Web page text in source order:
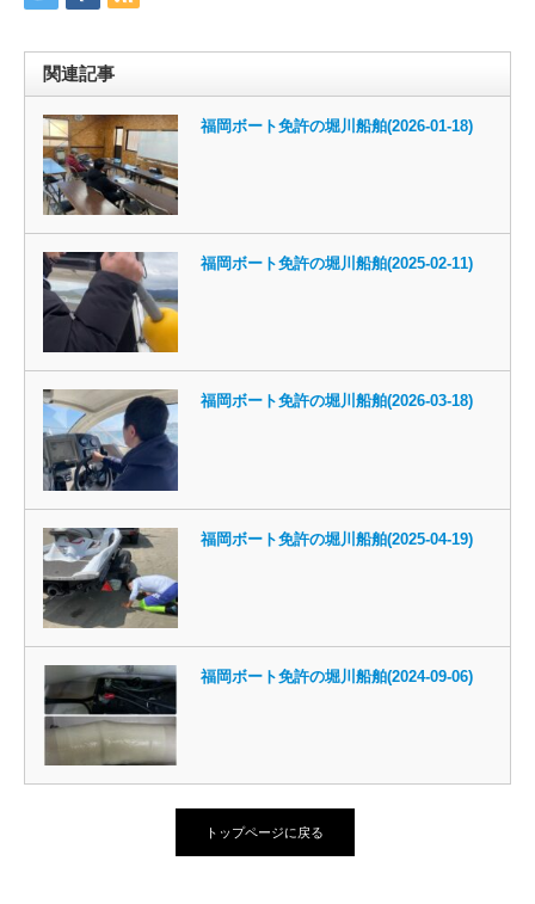
関連記事
福岡ボート免許の堀川船舶(2026-01-18)
福岡ボート免許の堀川船舶(2025-02-11)
福岡ボート免許の堀川船舶(2026-03-18)
福岡ボート免許の堀川船舶(2025-04-19)
福岡ボート免許の堀川船舶(2024-09-06)
トップページに戻る